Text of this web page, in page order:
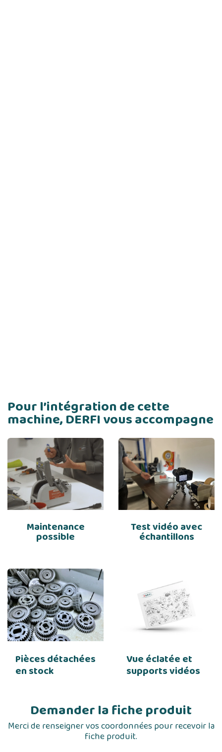
Pour l’intégration de cette
machine, DERFI vous accompagne
Maintenance
possible
Test vidéo avec
échantillons
Pièces détachées
en stock
Vue éclatée et
supports vidéos
Demander la fiche produit
Merci de renseigner vos coordonnées pour recevoir la
fiche produit.